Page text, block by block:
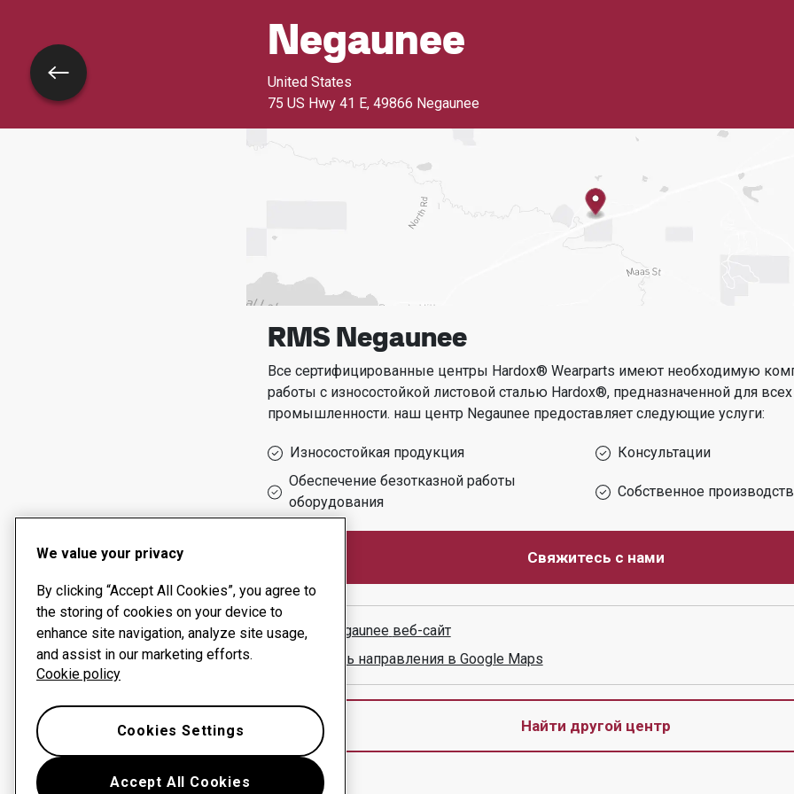
Negaunee
United States
75 US Hwy 41 E, 49866 Negaunee
RMS Negaunee
Все сертифицированные центры Hardox® Wearparts имеют необходимую
работы с износостойкой листовой сталью Hardox®, предназначенной для всех
промышленности. наш центр Negauneeпредоставляет следующие услуги:
Износостойкая продукция
Консультации
Обеспечение безотказной работы
оборудования
Собственное
Свяжитесь с нами
RMS Negaunee веб-сайт
Показать направления в Google Maps
Найти другой центр
Назад
We value your privacy
By clicking “Accept All Cookies”, you agree to
the storing of cookies on your device to
enhance site navigation, analyze site usage,
and assist in our marketing efforts.
Cookie policy
Accept All Cookies
Cookies Settings